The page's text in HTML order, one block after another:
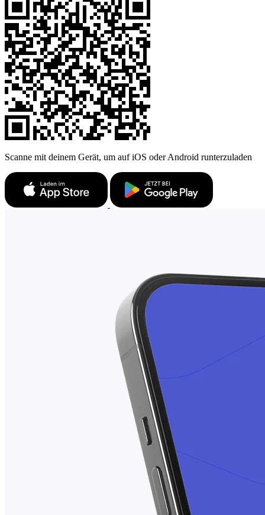
Scanne mit deinem Gerät, um auf iOS oder Android runterzuladen